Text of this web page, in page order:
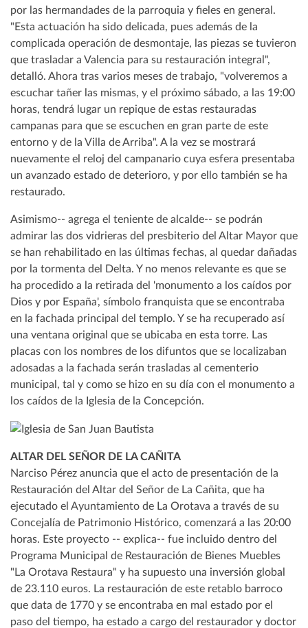
por las hermandades de la parroquia y fieles en general.
"Esta actuación ha sido delicada, pues además de la
complicada operación de desmontaje, las piezas se tuvieron
que trasladar a Valencia para su restauración integral",
detalló. Ahora tras varios meses de trabajo, "volveremos a
escuchar tañer las mismas, y el próximo sábado, a las 19:00
horas, tendrá lugar un repique de estas restauradas
campanas para que se escuchen en gran parte de este
entorno y de la Villa de Arriba". A la vez se mostrará
nuevamente el reloj del campanario cuya esfera presentaba
un avanzado estado de deterioro, y por ello también se ha
restaurado.
Asimismo-- agrega el teniente de alcalde-- se podrán
admirar las dos vidrieras del presbiterio del Altar Mayor que
se han rehabilitado en las últimas fechas, al quedar dañadas
por la tormenta del Delta. Y no menos relevante es que se
ha procedido a la retirada del 'monumento a los caídos por
Dios y por España', símbolo franquista que se encontraba
en la fachada principal del templo. Y se ha recuperado así
una ventana original que se ubicaba en esta torre. Las
placas con los nombres de los difuntos que se localizaban
adosadas a la fachada serán trasladas al cementerio
municipal, tal y como se hizo en su día con el monumento a
los caídos de la Iglesia de la Concepción.
ALTAR DEL SEÑOR DE LA CAÑITA
Narciso Pérez anuncia que el acto de presentación de la
Restauración del Altar del Señor de La Cañita, que ha
ejecutado el Ayuntamiento de La Orotava a través de su
Concejalía de Patrimonio Histórico, comenzará a las 20:00
horas. Este proyecto -- explica-- fue incluido dentro del
Programa Municipal de Restauración de Bienes Muebles
"La Orotava Restaura" y ha supuesto una inversión global
de 23.110 euros. La restauración de este retablo barroco
que data de 1770 y se encontraba en mal estado por el
paso del tiempo, ha estado a cargo del restaurador y doctor